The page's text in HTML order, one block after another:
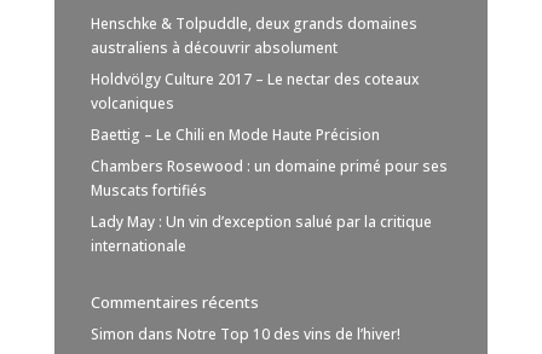
Henschke & Tolpuddle, deux grands domaines
australiens à découvrir absolument
Holdvölgy Culture 2017 – Le nectar des coteaux
volcaniques
Baettig – Le Chili en Mode Haute Précision
Chambers Rosewood : un domaine primé pour ses
Muscats fortifiés
Lady May : Un vin d’exception salué par la critique
internationale
Commentaires récents
Simon dans Notre Top 10 des vins de l’hiver!